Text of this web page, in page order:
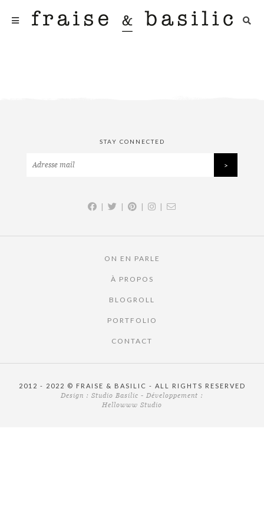
STAY CONNECTED
| | | |
ON EN PARLE
À PROPOS
BLOGROLL
PORTFOLIO
CONTACT
2012 - 2022 © FRAISE & BASILIC - ALL RIGHTS RESERVED
Design : Studio Basilic - Développement :
Hellowww Studio